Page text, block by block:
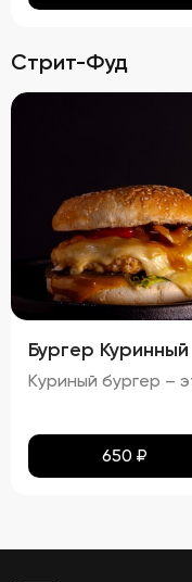
Стрит-Фуд
Бургер Куринный
650 ₽